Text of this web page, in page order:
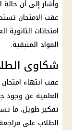
وأشار إلى أن
عقب الامتحان
امتحانات الثانوية
المواد المتبقية.
شكاوى
عقب انتهاء
العلمية عن وجود
تفكير طويل، ما
الطلاب على